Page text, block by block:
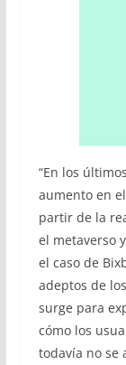
“En los
aumento en
partir de la
el metaverso
el caso de
adeptos de
surge para
cómo los
todavía no se